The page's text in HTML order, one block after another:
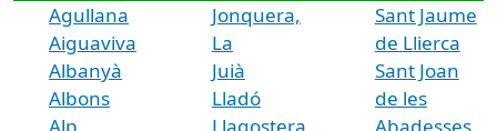
Agullana
Aiguaviva
Albanyà
Albons
Alp
Jonquera,
La
Juià
Lladó
Llagostera
Sant Jaume
de Llierca
Sant Joan
de les
Abadesses